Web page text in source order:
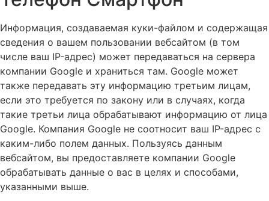
Информация, создаваемая куки-файлом и содержащая
сведения о вашем пользовании вебсайтом (в том
числе ваш IP-адрес) может передаваться на сервера
компании Google и храниться там. Google может
также передавать эту информацию третьим лицам,
если это требуется по закону или в случаях, когда
такие третьи лица обрабатывают информацию от лица
Google. Компания Google не соотносит ваш IP-адрес с
каким-либо полем данных. Пользуясь данным
вебсайтом, вы предоставляете компании Google
обрабатывать данные о вас в целях и способами,
указанными выше.